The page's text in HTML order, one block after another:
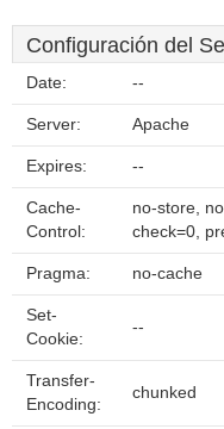
Configuración del
Date: --
Server: Apache
Expires: --
Cache-
Control:
no-store,
check=0,
Pragma: no-cache
Set-
Cookie:
--
Transfer-
Encoding:
chunked